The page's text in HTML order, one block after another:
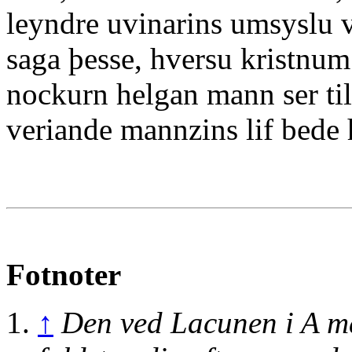
leyndre uvinarins
saga þesse, hversu
nockurn helgan mann ser
veriande mannzins lif
Fotnoter
↑ Den ved Lacunen i A